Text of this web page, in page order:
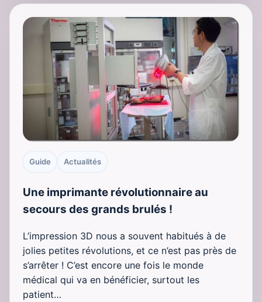
Guide Actualités
Une imprimante révolutionnaire au
secours des grands brulés !
L’impression 3D nous a souvent habitués à de
jolies petites révolutions, et ce n’est pas près de
s’arrêter ! C’est encore une fois le monde
médical qui va en bénéficier, surtout les
patient…